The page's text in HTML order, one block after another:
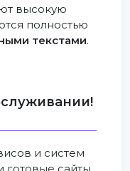
высокую
полностью
текстами.
и систем